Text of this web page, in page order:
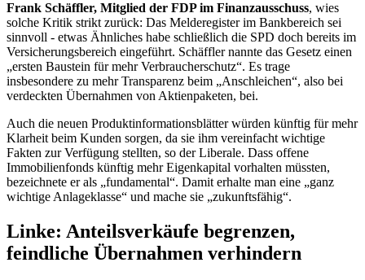
Frank Schäffler, Mitglied der FDP im Finanzausschuss, wies
solche Kritik strikt zurück: Das Melderegister im Bankbereich sei
sinnvoll - etwas Ähnliches habe schließlich die SPD doch bereits im
Versicherungsbereich eingeführt. Schäffler nannte das Gesetz einen
„ersten Baustein für mehr Verbraucherschutz“. Es trage
insbesondere zu mehr Transparenz beim „Anschleichen“, also bei
verdeckten Übernahmen von Aktienpaketen, bei.
Auch die neuen Produktinformationsblätter würden künftig für mehr
Klarheit beim Kunden sorgen, da sie ihm vereinfacht wichtige
Fakten zur Verfügung stellten, so der Liberale. Dass offene
Immobilienfonds künftig mehr Eigenkapital vorhalten müssten,
bezeichnete er als „fundamental“. Damit erhalte man eine „ganz
wichtige Anlageklasse“ und mache sie „zukunftsfähig“.
Linke: Anteilsverkäufe begrenzen,
feindliche Übernahmen verhindern